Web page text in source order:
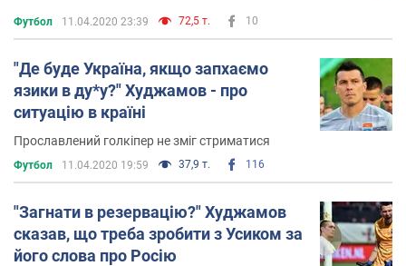
Футбол 11.04.2020 23:39 72,5 т. 10
"Де буде Україна, якщо запхаємо
язики в ду*у?" Худжамов - про
ситуацію в країні
Прославлений голкіпер не зміг стриматися
Футбол 11.04.2020 19:59 37,9 т. 116
"Загнати в резервацію?" Худжамов
сказав, що треба зробити з Усиком за
його слова про Росію